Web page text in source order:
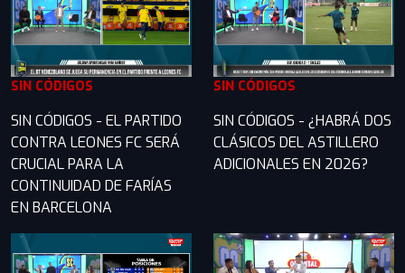
SIN CÓDIGOS
SIN CÓDIGOS - EL PARTIDO
CONTRA LEONES FC SERÁ
CRUCIAL PARA LA
CONTINUIDAD DE FARÍAS
EN BARCELONA
SIN CÓDIGOS
SIN CÓDIGOS - ¿HABRÁ DOS
CLÁSICOS DEL ASTILLERO
ADICIONALES EN 2026?